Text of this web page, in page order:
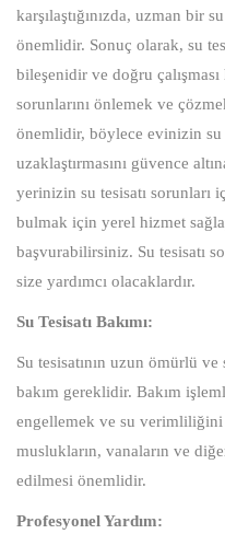
karşılaştığınızda, uzman bir
önemlidir. Sonuç olarak, su
bileşenidir ve doğru
sorunlarını önlemek ve
önemlidir, böylece evinizin su
uzaklaştırmasını güvence
yerinizin su tesisatı sorunları
bulmak için yerel hizmet
başvurabilirsiniz. Su tesisatı
size yardımcı olacaklardır.
Su Tesisatı Bakımı:
Su tesisatının uzun ömürlü
bakım gereklidir. Bakım
engellemek ve su verimliliğini
muslukların, vanaların ve
edilmesi önemlidir.
Profesyonel Yardım: